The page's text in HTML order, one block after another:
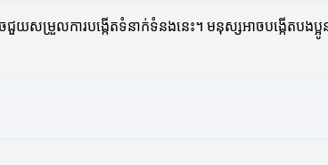
ជួយសម្រួលការបង្កើតទំនាក់ទំនងនេះ។ មនុស្សអាចបង្កើតប